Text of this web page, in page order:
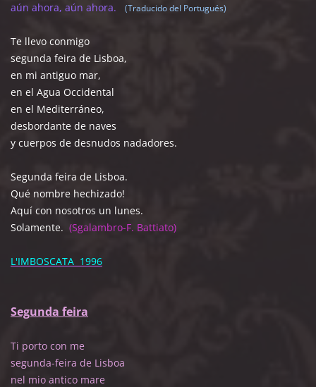
aún ahora, aún ahora.
(Traducido del Portugués)
Te llevo conmigo
segunda feira de Lisboa,
en mi antiguo mar,
en el Agua Occidental
en el Mediterráneo,
desbordante de naves
y cuerpos de desnudos nadadores.
Segunda feira de Lisboa.
Qué nombre hechizado!
Aquí con nosotros un lunes.
Solamente. (Sgalambro-F. Battiato)
L'IMBOSCATA 1996
Segunda feira
Ti porto con me
segunda-feira de Lisboa
nel mio antico mare